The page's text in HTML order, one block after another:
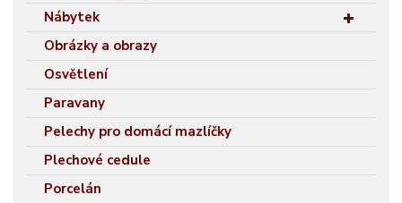
Nábytek
Obrázky a obrazy
Osvětlení
Paravany
Pelechy pro domácí mazlíčky
Plechové cedule
Porcelán